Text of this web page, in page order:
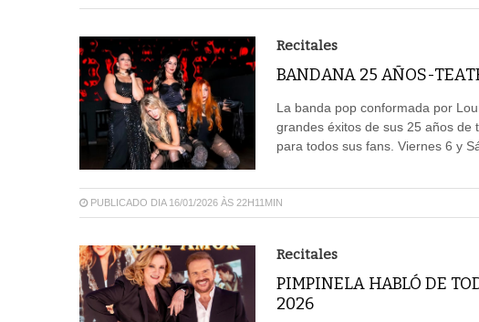
Recitales
BANDANA 25 AÑOS-
La banda pop conformada por
grandes éxitos de sus 25 años de
para todos sus fans. Viernes 6 y
PUBLICADO DIA 16/01/2026 ÀS 22H11MIN
Recitales
PIMPINELA HABLÓ DE
2026